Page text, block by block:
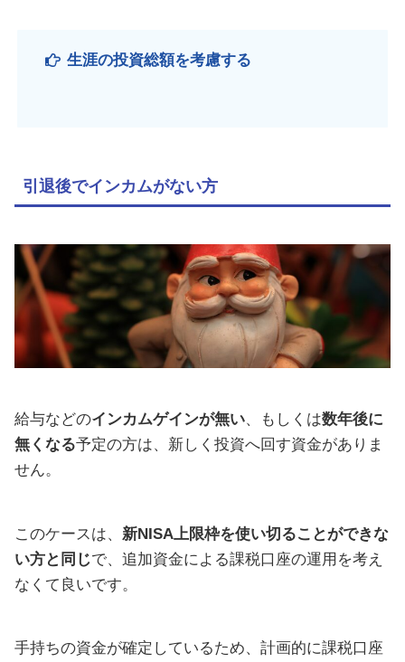
生涯の投資総額を考慮する
引退後でインカムがない方
給与などのインカムゲインが無い、もしくは数年後に
無くなる予定の方は、新しく投資へ回す資金がありま
せん。
このケースは、 新NISA上限枠を使い切ることができな
い方と同じで、追加資金による課税口座の運用を考え
なくて良いです。
手持ちの資金が確定しているため、計画的に課税口座